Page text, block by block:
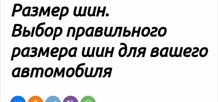
Размер шин.
Выбор правильного
размера шин для вашего
автомобиля